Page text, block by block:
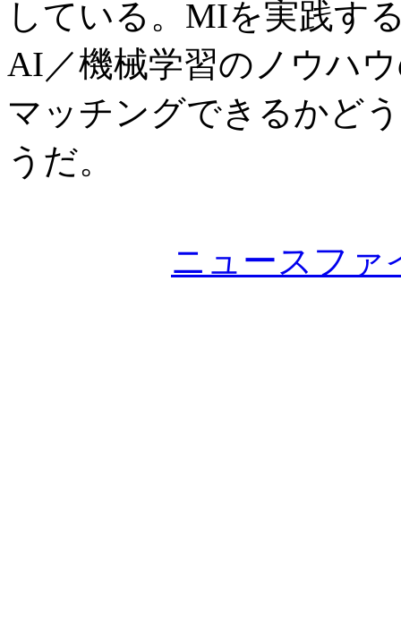
している。MIを実践す
AI／機械学習のノウハ
マッチングできるかど
うだ。
ニュースファ